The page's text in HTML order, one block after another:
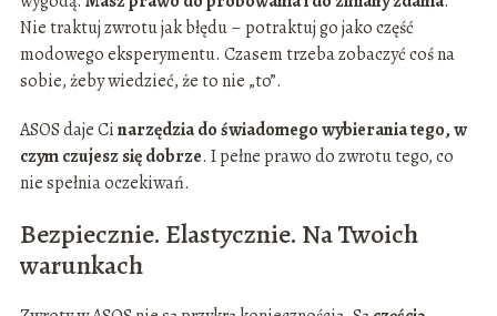
Nie traktuj zwrotu jak błędu – potraktuj go jako część
modowego eksperymentu. Czasem trzeba zobaczyć coś na
sobie, żeby wiedzieć, że to nie „to”.
ASOS daje Cinarzędzia do świadomego wybierania tego, w
czym czujesz się dobrze. I pełne prawo do zwrotu tego, co
nie spełnia oczekiwań.
Bezpiecznie. Elastycznie. Na Twoich
warunkach